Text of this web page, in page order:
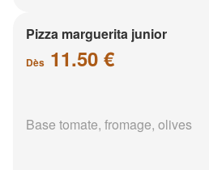
Pizza marguerita junior
Dès 11.50 €
Base tomate, fromage, olives